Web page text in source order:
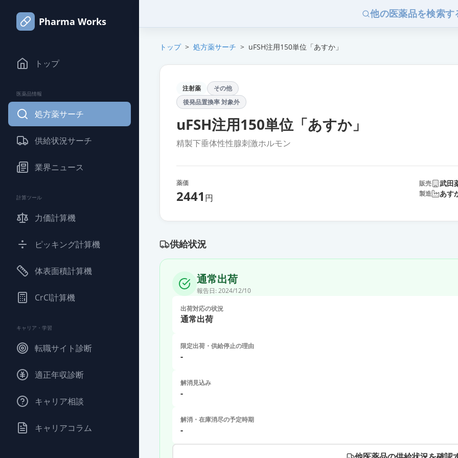
Pharma Works
トップ
医薬品情報
処方薬サーチ
供給状況サーチ
業界ニュース
計算ツール
力価計算機
ピッキング計算機
体表面積計算機
CrCl計算機
キャリア・学習
転職サイト診断
適正年収診断
キャリア相談
キャリアコラム
他の医薬品を検索す
トップ > 処方薬サーチ > uFSH注用150単位「あすか」
注射薬
その他
後発品置換率 対象外
uFSH注用150単位「あすか」
精製下垂体性性腺刺激ホルモン
薬価
2441 円
販売 武田
製造 あす
供給状況
通常出荷
報告日: 2024/12/10
出荷対応の状況
通常出荷
限定出荷・供給停止の理由
-
解消見込み
-
解消・在庫消尽の予定時期
-